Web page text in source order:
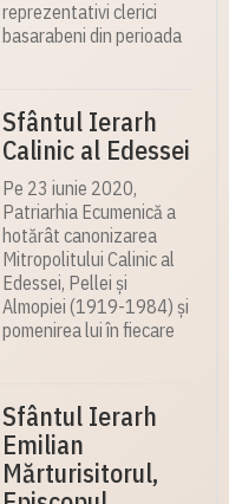
reprezentativi clerici
basarabeni din perioada
Sfântul Ierarh
Calinic al Edessei
Pe 23 iunie 2020,
Patriarhia Ecumenică a
hotărât canonizarea
Mitropolitului Calinic al
Edessei, Pellei și
Almopiei (1919-1984) și
pomenirea lui în fiecare
Sfântul Ierarh
Emilian
Mărturisitorul,